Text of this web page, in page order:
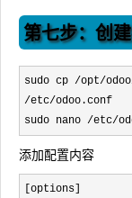
第七步：创
sudo cp /opt/
/etc/odoo.conf
sudo nano /etc/
添加配置内容
[options]